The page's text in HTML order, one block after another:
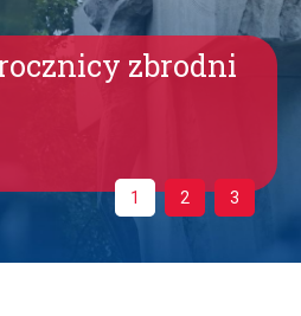
zbrodni
1 2 3